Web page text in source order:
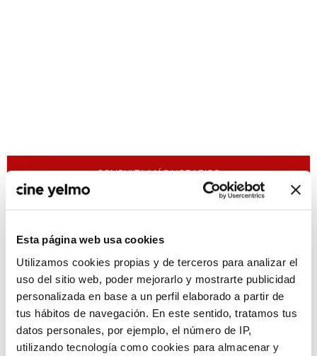
Esta página web usa cookies
Utilizamos cookies propias y de terceros para analizar el
uso del sitio web, poder mejorarlo y mostrarte publicidad
personalizada en base a un perfil elaborado a partir de
tus hábitos de navegación. En este sentido, tratamos tus
datos personales, por ejemplo, el número de IP,
utilizando tecnología como cookies para almacenar y
CONSULTA MÁS HORARIOS
Madrid
Palafox Luxury
TresAguas
08 mayo
TresAguas